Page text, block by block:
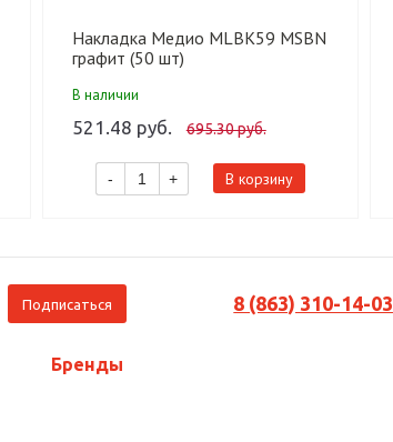
Накладка Медио MLBK59 MSBN
графит (50 шт)
В наличии
521.48 руб. 695.30 руб.
- + В корзину
8 (863) 310-14-03
Бренды